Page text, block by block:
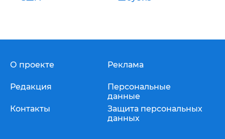
О проекте
Редакция
Контакты
Реклама
Персональные
данные
Защита персональных
данных